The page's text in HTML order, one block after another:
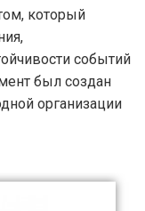
который
событий
был создан
организации